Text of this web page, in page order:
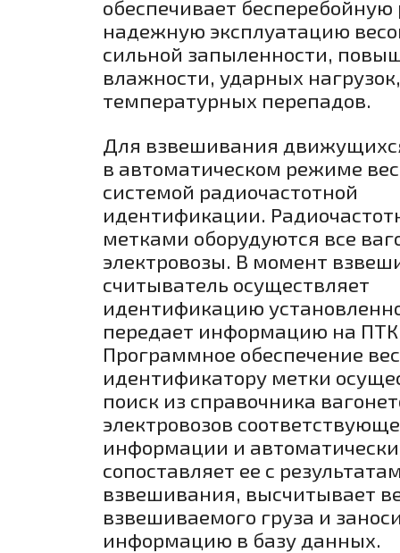
обеспечивает бесперебойную
надежную эксплуатацию
сильной запыленности,
влажности, ударных нагрузок,
температурных перепадов.
Для взвешивания
в автоматическом режиме
системой радиочастотной
идентификации.
метками оборудуются все
электровозы. В момент
считыватель осуществляет
идентификацию
передает информацию на ПТК
Программное обеспечение
идентификатору метки
поиск из справочника
электровозов
информации и автоматически
сопоставляет ее с
взвешивания, высчитывает
взвешиваемого груза и
информацию в базу данных.